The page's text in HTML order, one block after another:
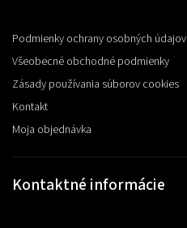
Podmienky ochrany osobných údajov
Všeobecné obchodné podmienky
Zásady používania súborov cookies
Kontakt
Moja objednávka
Kontaktné informácie